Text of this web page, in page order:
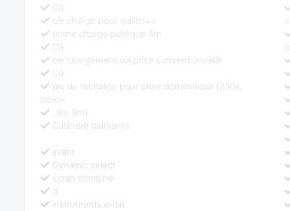
Câ
ble charge pour wallbox+
borne charge publique 4m
Câ
ble chargement via prise conventionnelle
Câ
ble de recharge pour prise domestique (230v,
coura
, 8a, 8m)
Calandre diamanté
avant
Dynamic select
Ecran combiné
d’
instruments entiè